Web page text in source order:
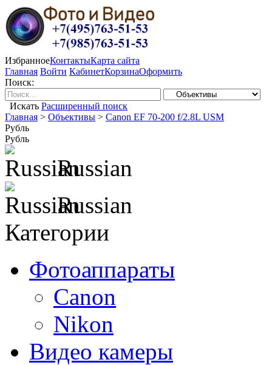
ИзбранноеКонтактыКарта сайта
Главная Войти КабинетКорзинаОформить
Поиск:
Искать Расширенный поиск
Главная > Объективы > Canon EF 70-200 f/2.8L USM
Рубль
Рубль
Russian
Russian
Категории
Фотоаппараты
Canon
Nikon
Видео камеры